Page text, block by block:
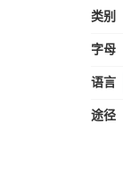
类别
字母
语言
途径